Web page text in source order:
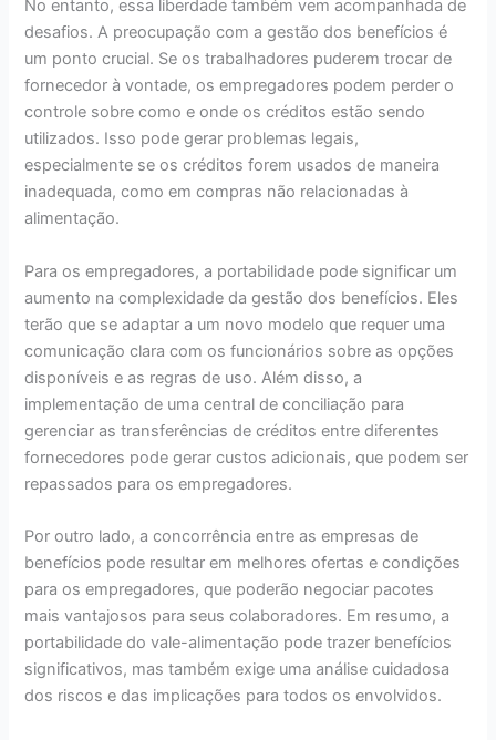
No entanto, essa liberdade também vem acompanhada de
desafios. A preocupação com a gestão dos benefícios é
um ponto crucial. Se os trabalhadores puderem trocar de
fornecedor à vontade, os empregadores podem perder o
controle sobre como e onde os créditos estão sendo
utilizados. Isso pode gerar problemas legais,
especialmente se os créditos forem usados de maneira
inadequada, como em compras não relacionadas à
alimentação.
Para os empregadores, a portabilidade pode significar um
aumento na complexidade da gestão dos benefícios. Eles
terão que se adaptar a um novo modelo que requer uma
comunicação clara com os funcionários sobre as opções
disponíveis e as regras de uso. Além disso, a
implementação de uma central de conciliação para
gerenciar as transferências de créditos entre diferentes
fornecedores pode gerar custos adicionais, que podem ser
repassados para os empregadores.
Por outro lado, a concorrência entre as empresas de
benefícios pode resultar em melhores ofertas e condições
para os empregadores, que poderão negociar pacotes
mais vantajosos para seus colaboradores. Em resumo, a
portabilidade do vale-alimentação pode trazer benefícios
significativos, mas também exige uma análise cuidadosa
dos riscos e das implicações para todos os envolvidos.